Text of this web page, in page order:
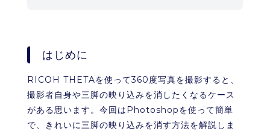
はじめに
RICOH THETAを使って360度写真を撮影すると、
撮影者自身や三脚の映り込みを消したくなるケース
がある思います。今回はPhotoshopを使って簡単
で、きれいに三脚の映り込みを消す方法を解説しま